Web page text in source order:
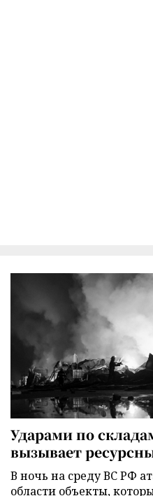
Ударами по
вызывает
В ночь на среду ВС РФ
области объекты,